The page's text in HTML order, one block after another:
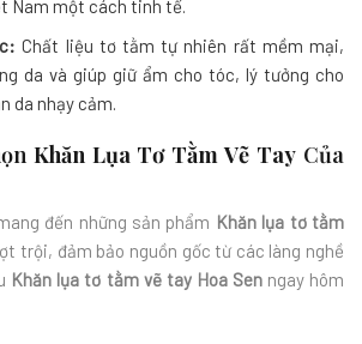
Nam một cách tinh tế.
Chất liệu tơ tằm tự nhiên rất mềm mại,
da và giúp giữ ẩm cho tóc, lý tưởng cho
da nhạy cảm.
Khăn Lụa Tơ Tằm Vẽ Tay Của
đến những sản phẩm Khăn lụa tơ tằm
trội, đảm bảo nguồn gốc từ các làng nghề
Khăn lụa tơ tằm vẽ tay Hoa Senngay hôm